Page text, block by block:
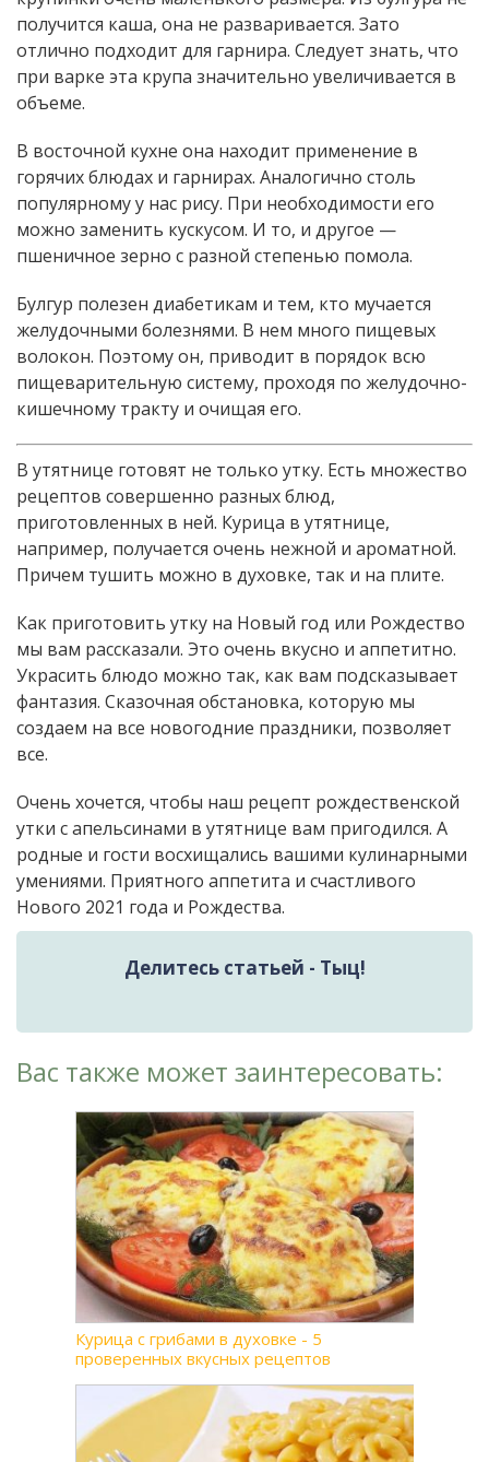
получится каша, она не разваривается. Зато
отлично подходит для гарнира. Следует знать, что
при варке эта крупа значительно увеличивается в
объеме.
В восточной кухне она находит применение в
горячих блюдах и гарнирах. Аналогично столь
популярному у нас рису. При необходимости его
можно заменить кускусом. И то, и другое —
пшеничное зерно с разной степенью помола.
Булгур полезен диабетикам и тем, кто мучается
желудочными болезнями. В нем много пищевых
волокон. Поэтому он, приводит в порядок всю
пищеварительную систему, проходя по желудочно-
кишечному тракту и очищая его.
В утятнице готовят не только утку. Есть множество
рецептов совершенно разных блюд,
приготовленных в ней. Курица в утятнице,
например, получается очень нежной и ароматной.
Причем тушить можно в духовке, так и на плите.
Как приготовить утку на Новый год или Рождество
мы вам рассказали. Это очень вкусно и аппетитно.
Украсить блюдо можно так, как вам подсказывает
фантазия. Сказочная обстановка, которую мы
создаем на все новогодние праздники, позволяет
все.
Очень хочется, чтобы наш рецепт рождественской
утки с апельсинами в утятнице вам пригодился. А
родные и гости восхищались вашими кулинарными
умениями. Приятного аппетита и счастливого
Нового 2021 года и Рождества.
Делитесь статьей - Тыц!
Вас также может заинтересовать:
Курица с грибами в духовке - 5
проверенных вкусных рецептов